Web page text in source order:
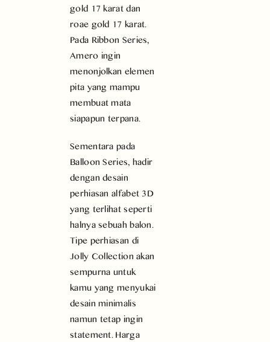
gold 17 karat dan
roae gold 17 karat.
Pada Ribbon Series,
Amero ingin
menonjolkan elemen
pita yang mampu
membuat mata
siapapun terpana.
Sementara pada
Balloon Series, hadir
dengan desain
perhiasan alfabet 3D
yang terlihat seperti
halnya sebuah balon.
Tipe perhiasan di
Jolly Collection akan
sempurna untuk
kamu yang menyukai
desain minimalis
namun tetap ingin
statement. Harga